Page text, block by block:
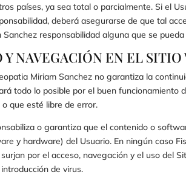
países, ya sea total o parcialmente. Si el
deberá asegurarse de que tal
Sanchez responsabilidad alguna que se
Y NAVEGACIÓN EN EL
Miriam Sanchez no garantiza la
todo lo posible por el buen funcionamiento
que esté libre de error.
o garantiza que el contenido o
y hardware) del Usuario. En ningún caso
por el acceso, navegación y el uso del
de virus.